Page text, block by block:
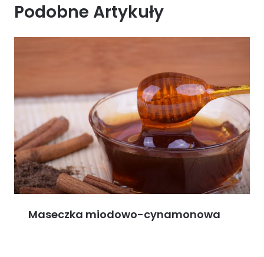
Podobne Artykuły
Maseczka miodowo-cynamonowa